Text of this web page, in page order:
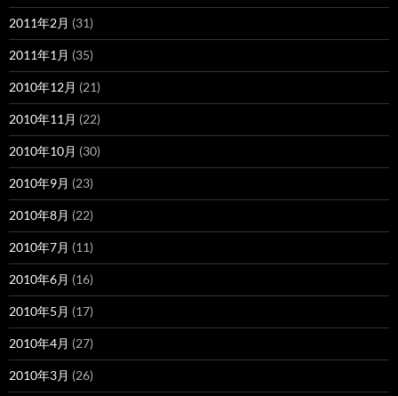
2011年2月 (31)
2011年1月 (35)
2010年12月 (21)
2010年11月 (22)
2010年10月 (30)
2010年9月 (23)
2010年8月 (22)
2010年7月 (11)
2010年6月 (16)
2010年5月 (17)
2010年4月 (27)
2010年3月 (26)